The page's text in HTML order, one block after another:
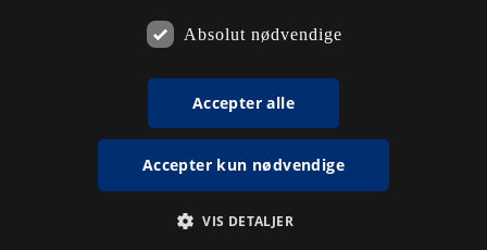
Absolut nødvendige
Accepter alle
Accepter kun nødvendige
VIS DETALJER